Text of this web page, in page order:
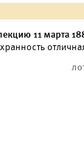
11 марта